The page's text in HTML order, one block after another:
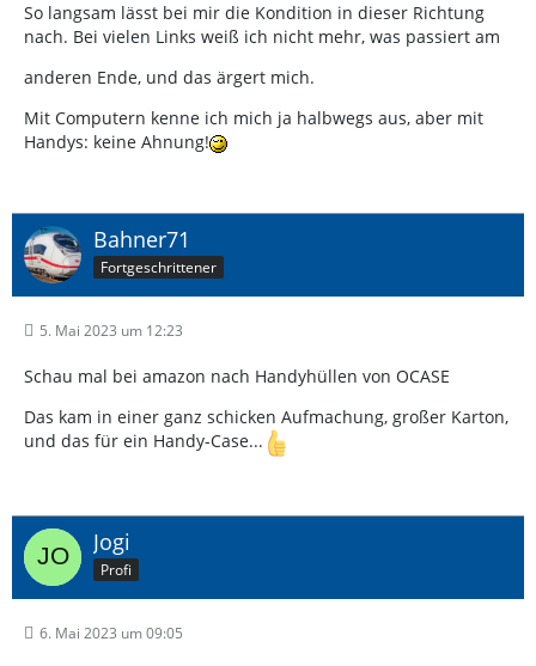
So langsam lässt bei mir die Kondition in dieser Richtung
nach. Bei vielen Links weiß ich nicht mehr, was passiert am
anderen Ende, und das ärgert mich.
Mit Computern kenne ich mich ja halbwegs aus, aber mit
Handys: keine Ahnung!
Bahner71
Fortgeschrittener
5. Mai 2023 um 12:23
Schau mal bei amazon nach Handyhüllen von OCASE
Das kam in einer ganz schicken Aufmachung, großer Karton,
und das für ein Handy-Case...
Jogi
Profi
6. Mai 2023 um 09:05